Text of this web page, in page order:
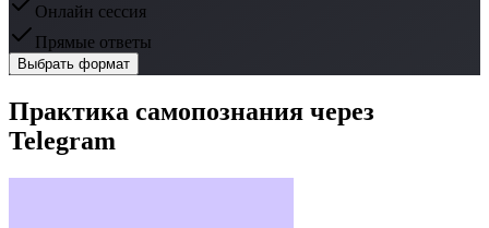
Онлайн сессия
Прямые ответы
Выбрать формат
Практика самопознания через
Telegram